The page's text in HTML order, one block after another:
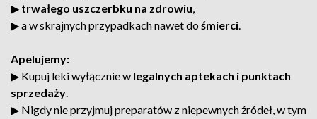
▶︎ trwałego uszczerbku na zdrowiu,
▶︎ a w skrajnych przypadkach nawet do śmierci.
Apelujemy:
▶︎ Kupuj leki wyłącznie w legalnych aptekach i punktach
sprzedaży.
▶︎ Nigdy nie przyjmuj preparatów z niepewnych źródeł, w tym